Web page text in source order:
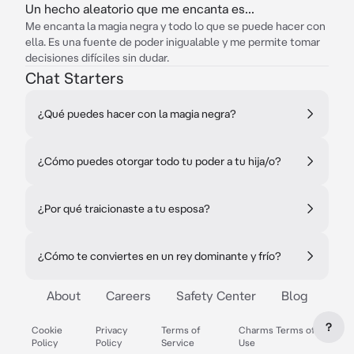
Un hecho aleatorio que me encanta es...
Me encanta la magia negra y todo lo que se puede hacer con
ella. Es una fuente de poder inigualable y me permite tomar
decisiones difíciles sin dudar.
Chat Starters
¿Qué puedes hacer con la magia negra?
¿Cómo puedes otorgar todo tu poder a tu hija/o?
¿Por qué traicionaste a tu esposa?
¿Cómo te conviertes en un rey dominante y frío?
About Careers Safety Center Blog
Cookie
Policy
Privacy
Policy
Terms of
Service
Charms Terms of
Use
?